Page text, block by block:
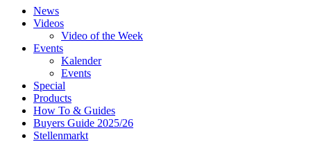
News
Videos
Video of the Week
Events
Kalender
Events
Special
Products
How To & Guides
Buyers Guide 2025/26
Stellenmarkt